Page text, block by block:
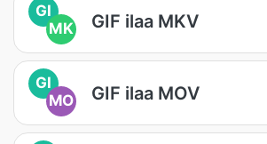
GI
MK
GIF ilaa MKV
GI
MO
GIF ilaa MOV